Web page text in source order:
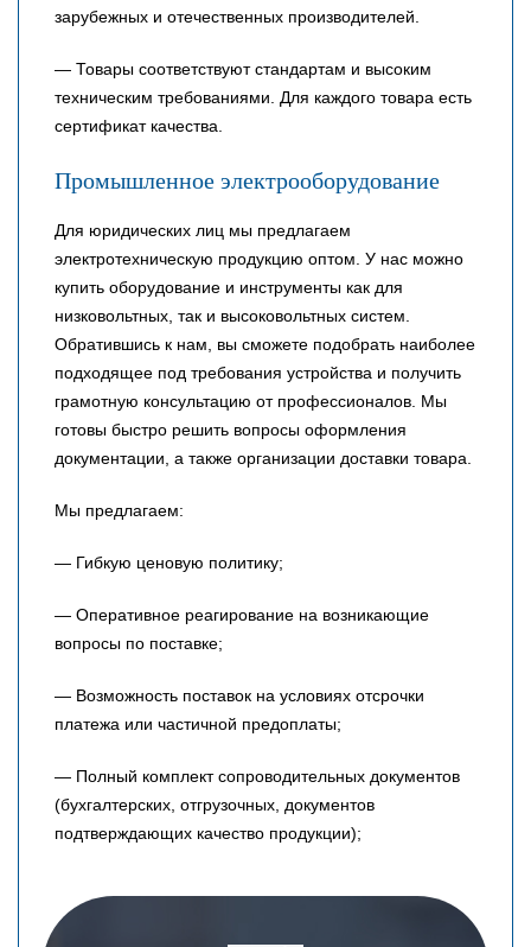
зарубежных и отечественных производителей.
— Товары соответствуют стандартам и высоким
техническим требованиями. Для каждого товара есть
сертификат качества.
Промышленное электрооборудование
Для юридических лиц мы предлагаем
электротехническую продукцию оптом. У нас можно
купить оборудование и инструменты как для
низковольтных, так и высоковольтных систем.
Обратившись к нам, вы сможете подобрать наиболее
подходящее под требования устройства и получить
грамотную консультацию от профессионалов. Мы
готовы быстро решить вопросы оформления
документации, а также организации доставки товара.
Мы предлагаем:
— Гибкую ценовую политику;
— Оперативное реагирование на возникающие
вопросы по поставке;
— Возможность поставок на условиях отсрочки
платежа или частичной предоплаты;
— Полный комплект сопроводительных документов
(бухгалтерских, отгрузочных, документов
подтверждающих качество продукции);